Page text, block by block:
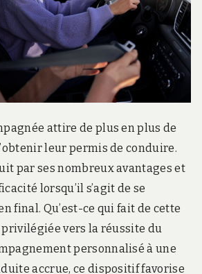
attire de plus en plus de
leur permis de conduire.
par ses nombreux avantages et
lorsqu’il s’agit de se
final. Qu’est-ce qui fait de cette
vers la réussite du
personnalisé à une
accrue, ce dispositif favorise